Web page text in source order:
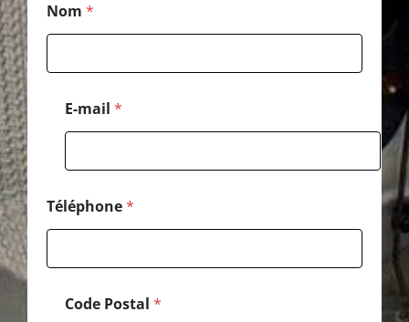
Nom *
E-mail *
Téléphone*
s
g
o
s
a
l
Code Postal *